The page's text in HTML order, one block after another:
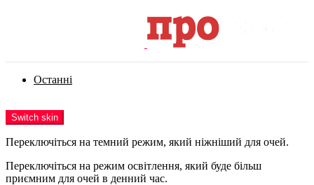
Останні
Switch skin
Переключіться на темний режим, який ніжніший для очей.
Переключіться на режим освітлення, який буде більш
приємним для очей в денний час.